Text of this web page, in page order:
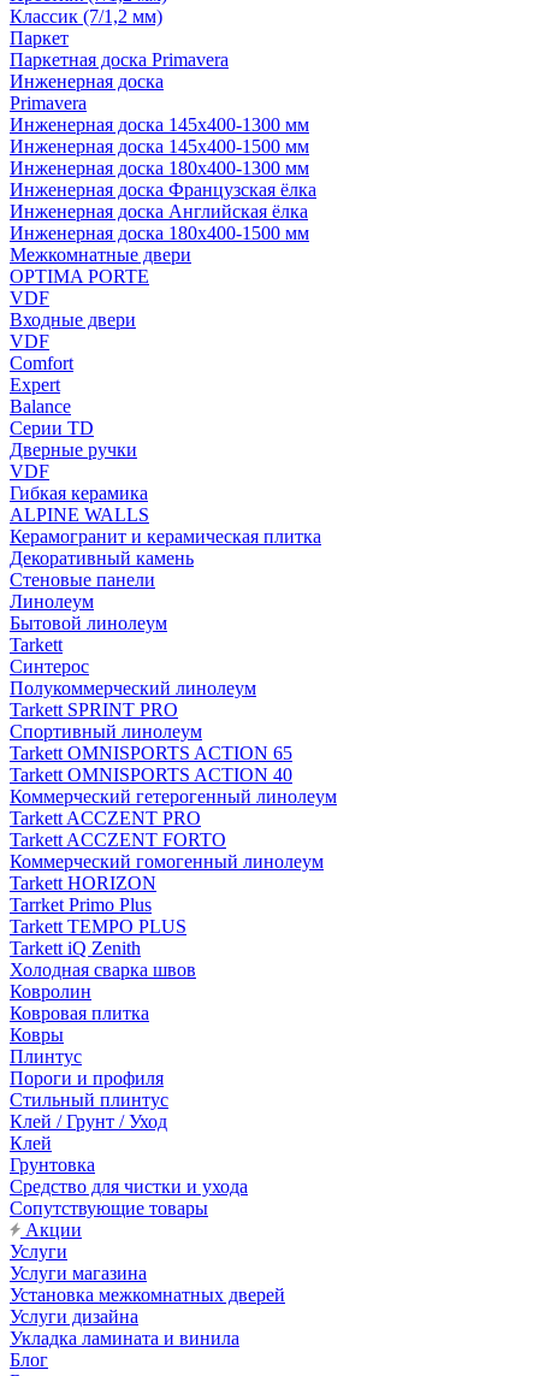
Классик (7/1,2 мм)
Паркет
Паркетная доска Primavera
Инженерная доска
Primavera
Инженерная доска 145x400-1300 мм
Инженерная доска 145x400-1500 мм
Инженерная доска 180x400-1300 мм
Инженерная доска Французская ёлка
Инженерная доска Английская ёлка
Инженерная доска 180x400-1500 мм
Межкомнатные двери
OPTIMA PORTE
VDF
Входные двери
VDF
Comfort
Expert
Balance
Серии TD
Дверные ручки
VDF
Гибкая керамика
ALPINE WALLS
Керамогранит и керамическая плитка
Декоративный камень
Стеновые панели
Линолеум
Бытовой линолеум
Tarkett
Синтерос
Полукоммерческий линолеум
Tarkett SPRINT PRO
Спортивный линолеум
Tarkett OMNISPORTS ACTION 65
Tarkett OMNISPORTS ACTION 40
Коммерческий гетерогенный линолеум
Tarkett ACCZENT PRO
Tarkett ACCZENT FORTO
Коммерческий гомогенный линолеум
Tarkett HORIZON
Tarrket Primo Plus
Tarkett TEMPO PLUS
Tarkett iQ Zenith
Холодная сварка швов
Ковролин
Ковровая плитка
Ковры
Плинтус
Пороги и профиля
Стильный плинтус
Клей / Грунт / Уход
Клей
Грунтовка
Средство для чистки и ухода
Сопутствующие товары
Акции
Услуги
Услуги магазина
Установка межкомнатных дверей
Услуги дизайна
Укладка ламината и винила
Блог